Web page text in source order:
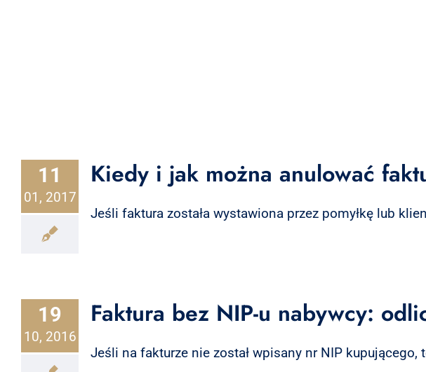
11
01, 2017
Kiedy i jak można anulować
Jeśli faktura została wystawiona przez pomyłkę lub
19
10, 2016
Faktura bez NIP-u nabywcy:
Jeśli na fakturze nie został wpisany nr NIP